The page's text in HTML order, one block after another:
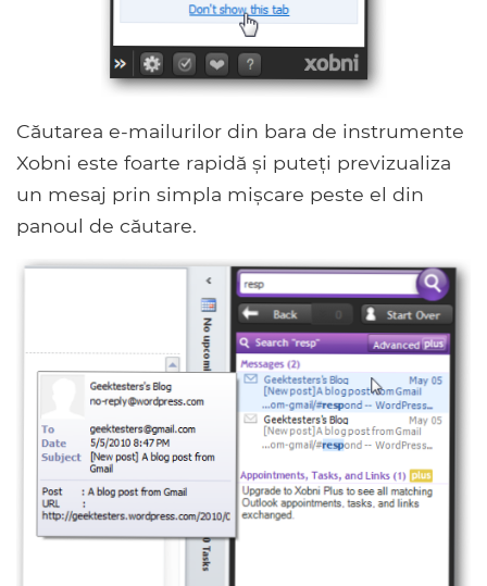
Căutarea e-mailurilor din bara de instrumente
Xobni este foarte rapidă și puteți previzualiza
un mesaj prin simpla mișcare peste el din
panoul de căutare.